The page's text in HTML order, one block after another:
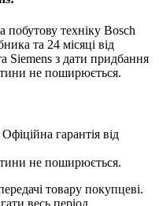
побутову техніку Bosch
та 24 місяці від
Siemens з дати придбання
не поширюється.
гарантія від
не поширюється.
товару покупцеві.